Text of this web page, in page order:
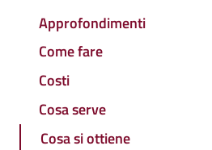
Approfondimenti
Come fare
Costi
Cosa serve
Cosa si ottiene